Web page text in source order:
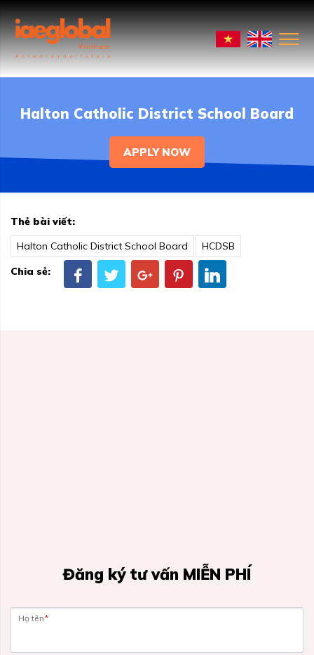
Halton Catholic District School Board
APPLY NOW
Thẻ bài viết:
Halton Catholic District School Board
HCDSB
Chia sẻ:
Đăng ký tư vấn MIỄN PHÍ
Họ tên*